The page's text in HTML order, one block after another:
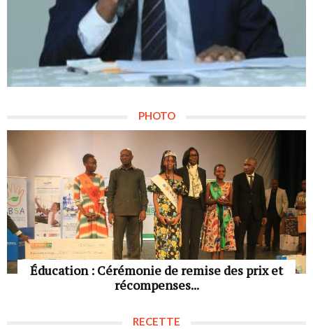
PHOTO
Éducation : Cérémonie de remise des prix et
récompenses...
RECETTE